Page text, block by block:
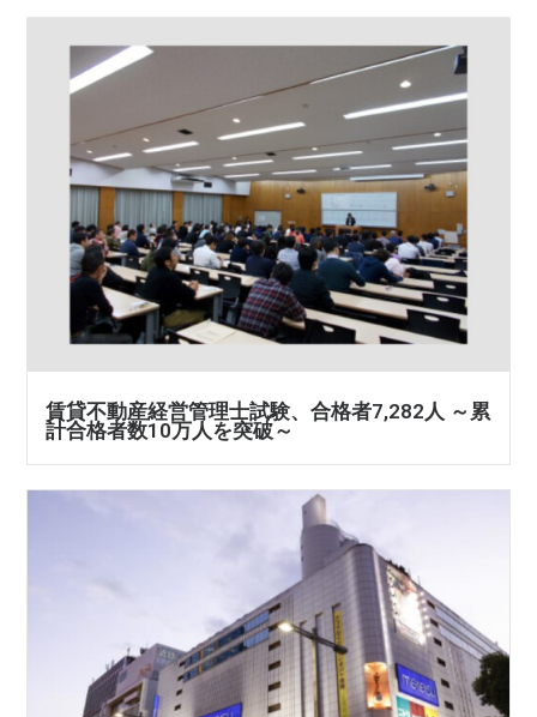
賃貸不動産経営管理士試験、合格者7,282人 ～累
計合格者数10万人を突破～